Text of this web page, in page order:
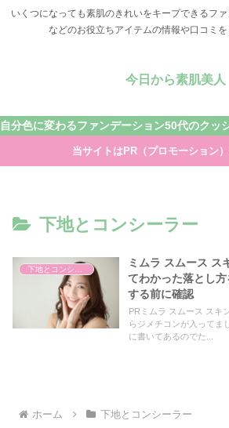
いくつになっても素肌のきれいをキープできるフ
などのお役立ちアイテムの情報や口コミを
今日から素肌美人
自分色に変わるファンデーション
当サイトはPR（プロモーション
下地とコンシーラー
ミムラ スムース ス
てわかった落とし
する前に確認
PRミムラ スムース スキ
らジメチコンが入ってま
に書いてあるのでた...
ホーム 下地とコンシーラー